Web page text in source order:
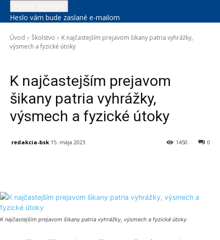
Heslo vám bude zaslané e-mailom
Úvod Školstvo
K najčastejším prejavom šikany patria vyhrážky,
výsmech a fyzické útoky
K najčastejším prejavom
šikany patria vyhrážky,
výsmech a fyzické útoky
redakcia-bsk 15. mája 2023 0
1450
K najčastejším prejavom šikany patria vyhrážky, výsmech a fyzické útoky